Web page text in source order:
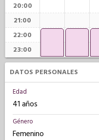
20:00
21:00
22:00
23:00
DATOS PERSONALES
Edad
41 años
Género
Femenino